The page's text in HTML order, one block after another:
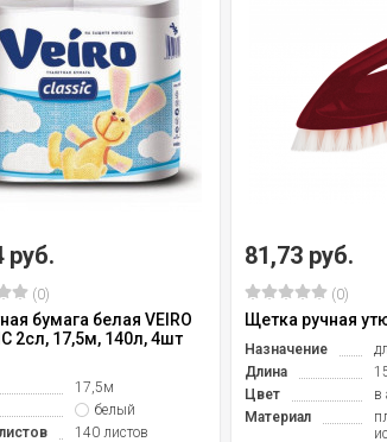
руб.
(0)
бумага белая VEIRO
2сл, 17,5м, 140л, 4шт
17,5м
белый
140 листов
81,73 руб.
(0)
Щетка ручная
Назначение
Длина
Цвет
в
Материал